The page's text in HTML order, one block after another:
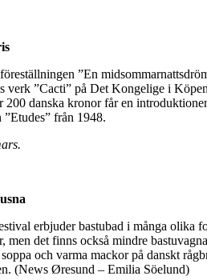
”En
verk ”Cacti” på Det Kongelige i
danska kronor får en
från 1948.
erbjuder bastubad i många olika
men det finns också mindre
och varma mackor på danskt
(News Øresund – Emilia Söelund)